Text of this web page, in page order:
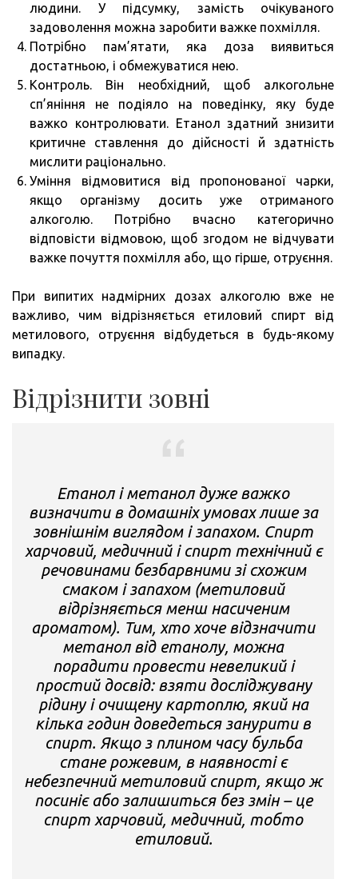
людини. У підсумку, замість очікуваного
задоволення можна заробити важке похмілля.
Потрібно пам’ятати, яка доза виявиться
достатньою, і обмежуватися нею.
Контроль. Він необхідний, щоб алкогольне
сп’яніння не подіяло на поведінку, яку буде
важко контролювати. Етанол здатний знизити
критичне ставлення до дійсності й здатність
мислити раціонально.
Уміння відмовитися від пропонованої чарки,
якщо організму досить уже отриманого
алкоголю. Потрібно вчасно категорично
відповісти відмовою, щоб згодом не відчувати
важке почуття похмілля або, що гірше, отруєння.
При випитих надмірних дозах алкоголю вже не
важливо, чим відрізняється етиловий спирт від
метилового, отруєння відбудеться в будь-якому
випадку.
Відрізнити зовні
Етанол і метанол дуже важко
визначити в домашніх умовах лише за
зовнішнім виглядом і запахом. Спирт
харчовий, медичний і спирт технічний є
речовинами безбарвними зі схожим
смаком і запахом (метиловий
відрізняється менш насиченим
ароматом). Тим, хто хоче відзначити
метанол від етанолу, можна
порадити провести невеликий і
простий досвід: взяти досліджувану
рідину і очищену картоплю, який на
кілька годин доведеться занурити в
спирт. Якщо з плином часу бульба
стане рожевим, в наявності є
небезпечний метиловий спирт, якщо ж
посиніє або залишиться без змін – це
спирт харчовий, медичний, тобто
етиловий.